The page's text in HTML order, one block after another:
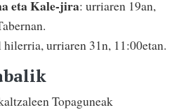
eta Kale-jira: urriaren 19an,
hilerria, urriaren 31n, 11:00etan.
Topaguneak